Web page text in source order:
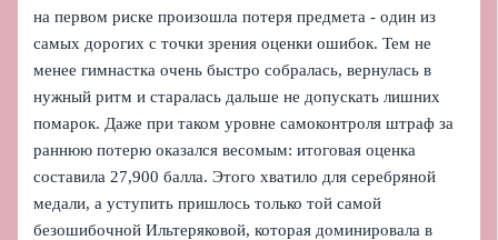
на первом риске произошла потеря предмета - один из
самых дорогих с точки зрения оценки ошибок. Тем не
менее гимнастка очень быстро собралась, вернулась в
нужный ритм и старалась дальше не допускать лишних
помарок. Даже при таком уровне самоконтроля штраф за
раннюю потерю оказался весомым: итоговая оценка
составила 27,900 балла. Этого хватило для серебряной
медали, а уступить пришлось только той самой
безошибочной Ильтеряковой, которая доминировала в